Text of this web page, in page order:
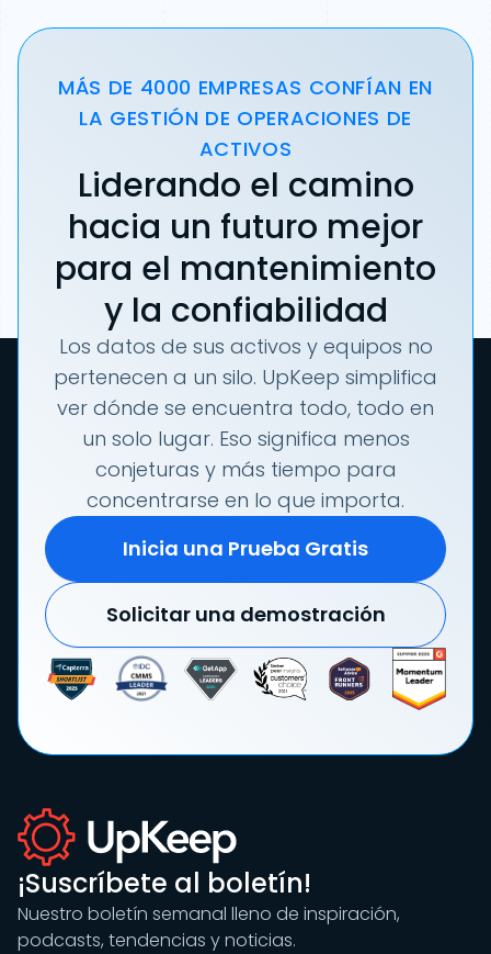
MÁS DE 4000 EMPRESAS CONFÍAN EN
LA GESTIÓN DE OPERACIONES DE
ACTIVOS
Liderando el camino
hacia un futuro mejor
para el mantenimiento
y la confiabilidad
Los datos de sus activos y equipos no
pertenecen a un silo. UpKeep simplifica
ver dónde se encuentra todo, todo en
un solo lugar. Eso significa menos
conjeturas y más tiempo para
concentrarse en lo que importa.
Inicia una Prueba Gratis
Solicitar una demostración
¡Suscríbete al boletín!
Nuestro boletín semanal lleno de inspiración,
podcasts, tendencias y noticias.